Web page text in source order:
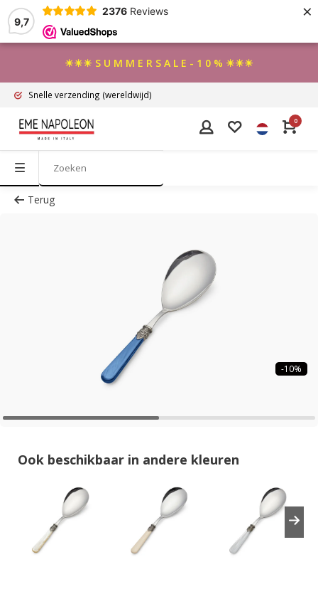
9,7
2376 Reviews ×
☀☀☀ S U M M E R S A L E - 1 0 % ☀☀☀
Snelle verzending (wereldwijd)
0
Terug
-10%
Ook beschikbaar in andere kleuren